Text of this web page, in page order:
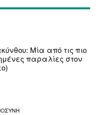
Μία από τις πιο
παραλίες στον